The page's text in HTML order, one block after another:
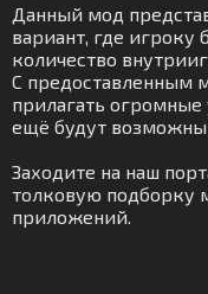
Данный мод
вариант, где игроку
количество
С предоставленным
прилагать
ещё будут возможны
Заходите на наш
толковую подборку
приложений.